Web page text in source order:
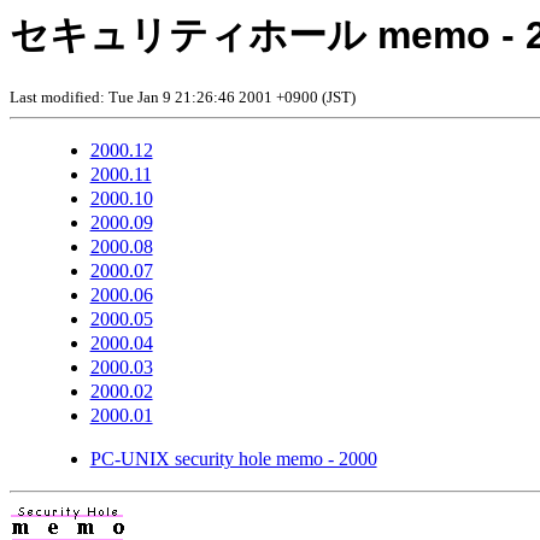
セキュリティホール memo -
Last modified: Tue Jan 9 21:26:46 2001 +0900 (JST)
2000.12
2000.11
2000.10
2000.09
2000.08
2000.07
2000.06
2000.05
2000.04
2000.03
2000.02
2000.01
PC-UNIX security hole memo - 2000